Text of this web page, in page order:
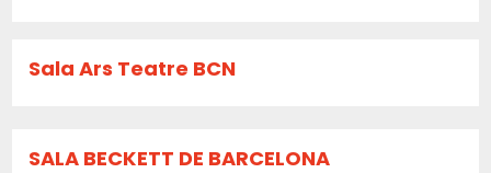
Sala Ars Teatre BCN
SALA BECKETT DE BARCELONA